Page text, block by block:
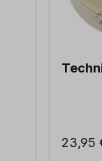
23,95